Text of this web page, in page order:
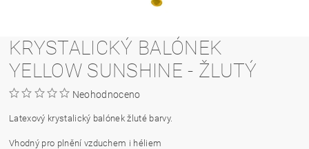
KRYSTALICKÝ BALÓNEK
YELLOW SUNSHINE - ŽLUTÝ
Neohodnoceno
Latexový krystalický balónek žluté barvy.
Vhodný pro plnění vzduchem i héliem